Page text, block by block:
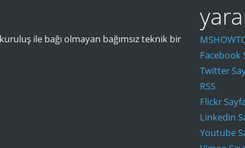
ile bağı olmayan bağımsız teknik bir
Facebook
Twitter
RSS
Flickr
Linkedin
Youtube